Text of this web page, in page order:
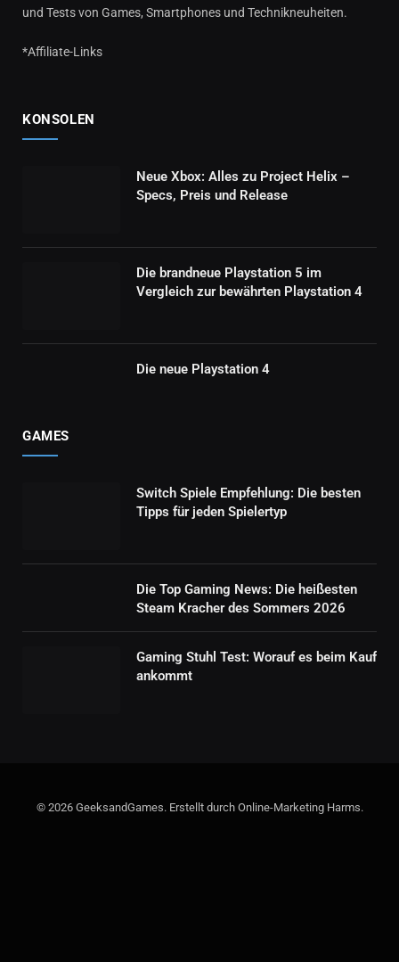
und Tests von Games, Smartphones und Technikneuheiten.
*Affiliate-Links
KONSOLEN
Neue Xbox: Alles zu Project Helix –
Specs, Preis und Release
Die brandneue Playstation 5 im
Vergleich zur bewährten Playstation 4
Die neue Playstation 4
GAMES
Switch Spiele Empfehlung: Die besten
Tipps für jeden Spielertyp
Die Top Gaming News: Die heißesten
Steam Kracher des Sommers 2026
Gaming Stuhl Test: Worauf es beim Kauf
ankommt
© 2026 GeeksandGames. Erstellt durch Online-Marketing Harms.